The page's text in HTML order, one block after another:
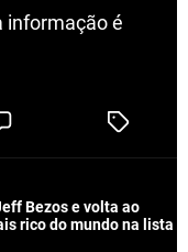
informação é
T
e
Bezos e volta ao
rico do mundo na lista